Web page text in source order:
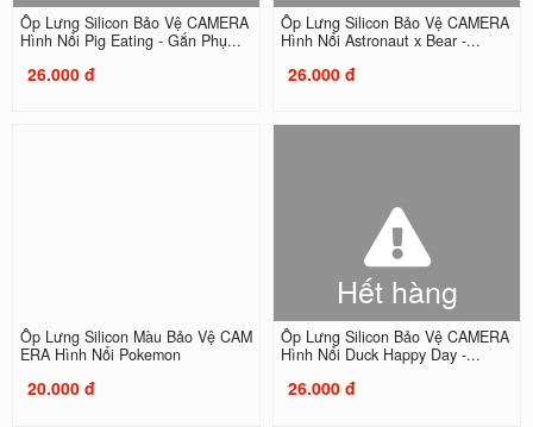
Ốp Lưng Silicon Bảo Vệ CAMERA
Hình Nổi Pig Eating - Gắn Phụ...
26.000 đ
Ốp Lưng Silicon Bảo Vệ CAMERA
Hình Nổi Astronaut x Bear -...
26.000 đ
Ốp Lưng Silicon Màu Bảo Vệ CAM
ERA Hình Nổi Pokemon
20.000 đ
Hết hàng
Ốp Lưng Silicon Bảo Vệ CAMERA
Hình Nổi Duck Happy Day -...
26.000 đ